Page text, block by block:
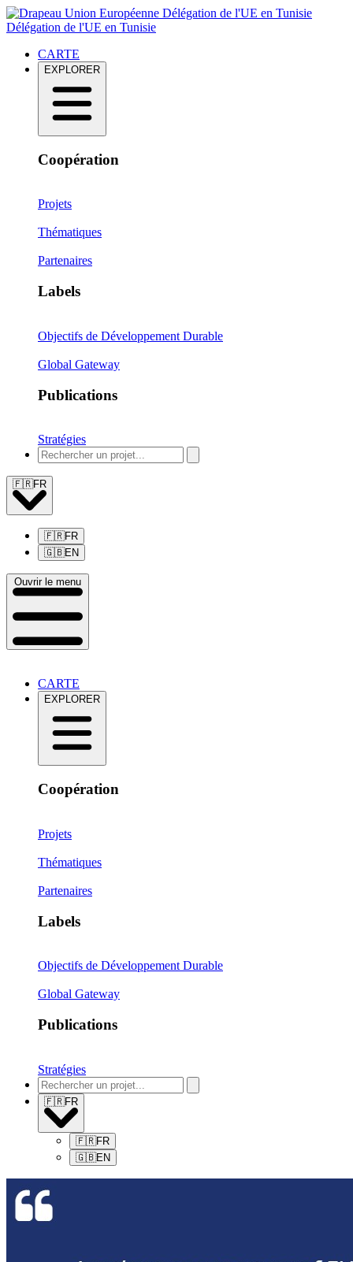
Délégation de l'UE en Tunisie
Délégation de l'UE en Tunisie
CARTE
EXPLORER
Coopération
Projets
Thématiques
Partenaires
Labels
Objectifs de Développement Durable
Global Gateway
Publications
Stratégies
🇫🇷FR
🇫🇷FR
🇬🇧EN
Ouvrir le menu
CARTE
EXPLORER
Coopération
Projets
Thématiques
Partenaires
Labels
Objectifs de Développement Durable
Global Gateway
Publications
Stratégies
🇫🇷FR
🇫🇷FR
🇬🇧EN